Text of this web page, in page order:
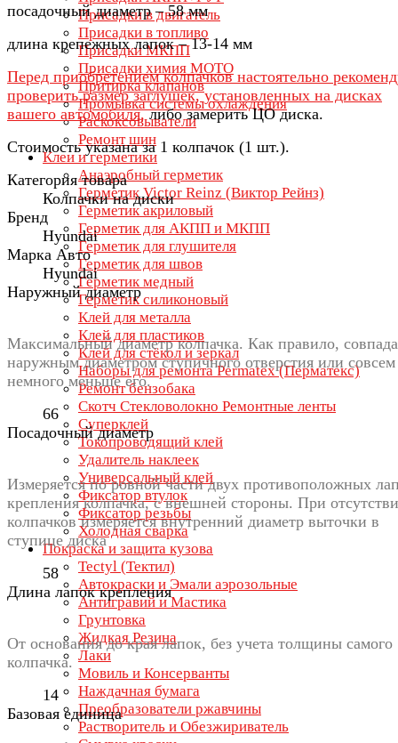
Присадки в двигатель
Присадки в топливо
Присадки МКПП
Присадки химия МОТО
Притирка клапанов
Промывка системы охлаждения
Раскоксовыватели
Ремонт шин
Клеи и герметики
Анаэробный герметик
Герметик Victor Reinz (Виктор Рейнз)
Герметик акриловый
Герметик для АКПП и МКПП
Герметик для глушителя
Герметик для швов
Герметик медный
Герметик силиконовый
Клей для металла
Клей для пластиков
Клей для стёкол и зеркал
Наборы для ремонта Permatex (Перматекс)
Ремонт бензобака
Скотч Стекловолокно Ремонтные ленты
Суперклей
Токопроводящий клей
Удалитель наклеек
Универсальный клей
Фиксатор втулок
Фиксатор резьбы
Холодная сварка
Покраска и защита кузова
Tectyl (Тектил)
Автокраски и Эмали аэрозольные
Антигравий и Мастика
Грунтовка
Жидкая Резина
Лаки
Мовиль и Консерванты
Наждачная бумага
Преобразователи ржавчины
Растворитель и Обезжириватель
посадочный диаметр – 58 мм
длина крепежных лапок – 13-14 мм
Перед приобретением колпачков настоятельно
проверить размер заглушек, установленных на дисках
вашего автомобиля,либо замерить ЦО диска.
Стоимость указана за 1 колпачок (1 шт.).
Категория товара
Колпачки на диски
Бренд
Hyundai
Марка Авто
Hyundai
Наружный диаметр
Максимальный диаметр колпачка. Как правило,
наружным диаметром ступичного отверстия или совсем
немного меньше его.
66
Посадочный диаметр
Измеряется по ровной части двух противоположных
крепления колпачка, с внешней стороны. При
колпачков измеряется внутренний диаметр выточки в
ступице диска
58
Длина лапок крепления
От основания до края лапок, без учета толщины самого
колпачка.
14
Базовая единица